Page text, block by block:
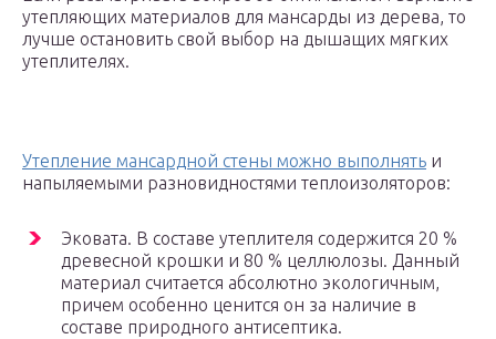
утепляющих материалов для мансарды из дерева, то
лучше остановить свой выбор на дышащих мягких
утеплителях.
Утепление мансардной стены можно выполнять и
напыляемыми разновидностями теплоизоляторов:
Эковата. В составе утеплителя содержится 20 %
древесной крошки и 80 % целлюлозы. Данный
материал считается абсолютно экологичным,
причем особенно ценится он за наличие в
составе природного антисептика.